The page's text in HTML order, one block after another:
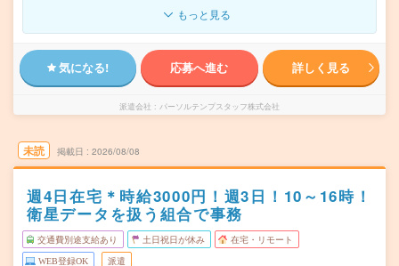
もっと見る
気になる! 応募へ進む 詳しく見る
派遣会社 パーソルテンプスタッフ株式会社
未読 掲載日 2026/08/08
週4日在宅＊時給3000円！週3日！10～16時！
衛星データを扱う組合で事務
交通費別途支給あり 土日祝日が休み 在宅・リモート
WEB登録OK 派遣